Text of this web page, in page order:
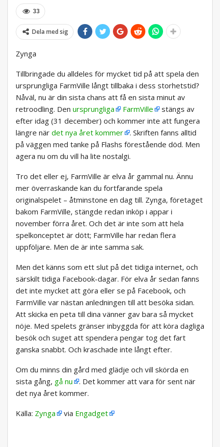
33
Dela med sig
Zynga
Tillbringade du alldeles för mycket tid på att spela den
ursprungliga FarmVille långt tillbaka i dess storhetstid?
Nåväl, nu är din sista chans att få en sista minut av
retroodling. Den ursprungliga FarmVille
stängs av
efter idag (31 december) och kommer inte att fungera
längre när det nya året kommer
. Skriften fanns alltid
på väggen med tanke på Flashs förestående död. Men
agera nu om du vill ha lite nostalgi.
Tro det eller ej, FarmVille är elva år gammal nu. Ännu
mer överraskande kan du fortfarande spela
originalspelet – åtminstone en dag till. Zynga, företaget
bakom FarmVille, stängde redan inköp i appar i
november förra året. Och det är inte som att hela
spelkonceptet är dött; FarmVille har redan flera
uppföljare. Men de är inte samma sak.
Men det känns som ett slut på det tidiga internet, och
särskilt tidiga Facebook-dagar. För elva år sedan fanns
det inte mycket att göra eller se på Facebook, och
FarmVille var nästan anledningen till att besöka sidan.
Att skicka en peta till dina vänner gav bara så mycket
nöje. Med spelets gränser inbyggda för att köra dagliga
besök och suget att spendera pengar tog det fart
ganska snabbt. Och kraschade inte långt efter.
Om du minns din gård med glädje och vill skörda en
sista gång, gå nu
. Det kommer att vara för sent när
det nya året kommer.
Källa: Zynga via Engadget